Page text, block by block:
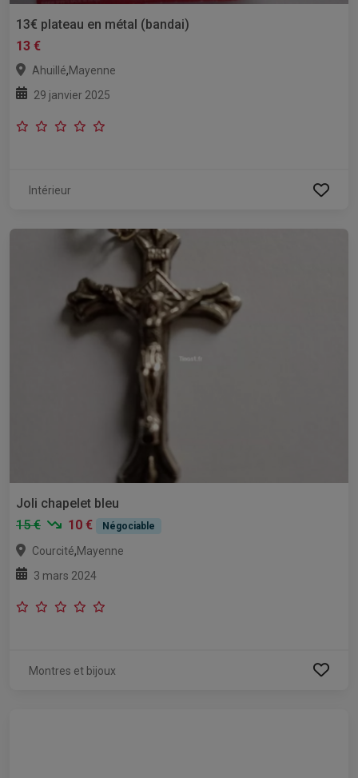
13€ plateau en métal (bandai)
13 €
Ahuillé,Mayenne
29 janvier 2025
Intérieur
Joli chapelet bleu
15 €
10 € Négociable
Courcité,Mayenne
3 mars 2024
Montres et bijoux